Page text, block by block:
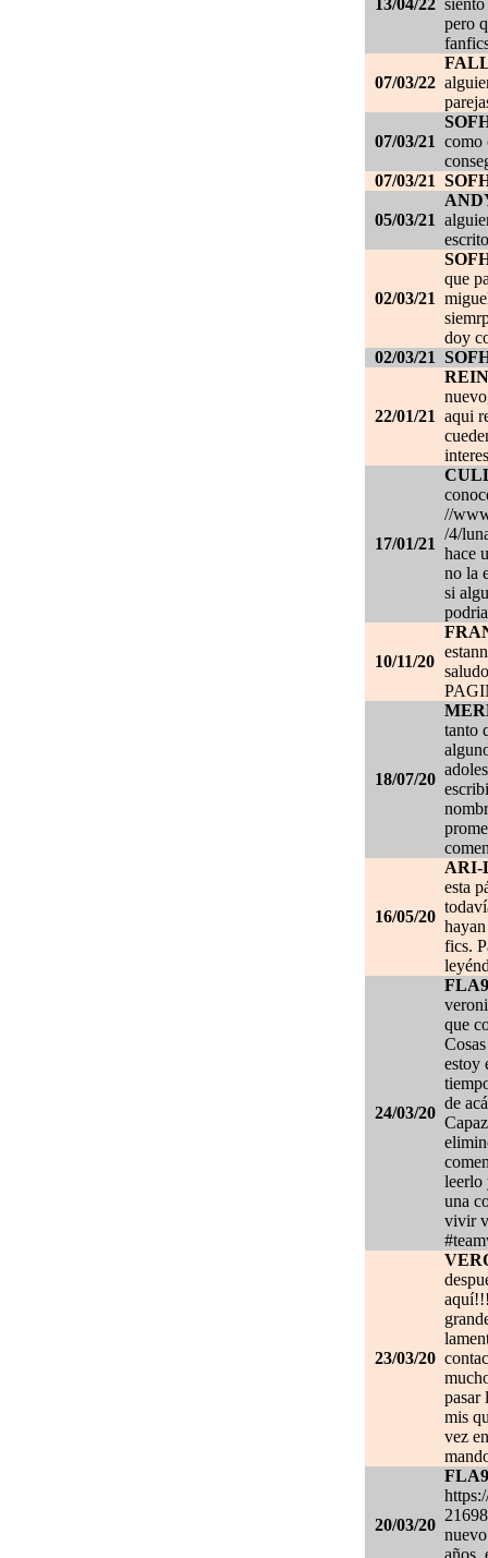
13/04/22
pero
07/03/22
07/03/21 como
07/03/21
05/03/21
02/03/21
que
doy
02/03/21
22/01/21 aqui
17/01/21
//
/4/
hace
no la
si
10/11/20
18/07/20
tanto
16/05/20
ARI-
esta
fics.
24/03/20
que
estoy
de
leerlo
una
vivir
23/03/20
pasar
mis
vez
20/03/20